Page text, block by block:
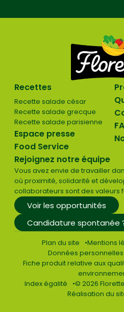
Recettes
Recette salade césar
Recette salade grecque
Recette salade parisienne
Espace presse
Food Service
Rejoignez notre équipe
Vous avez envie de travailler
où proximité, solidarité et
collaborateurs sont des valeurs
Voir les opportunités
Candidature spontanée
Plan du site Mentions
Données personnelles
Fiche produit relative aux
Index égalité
© 2026
Réalisation du